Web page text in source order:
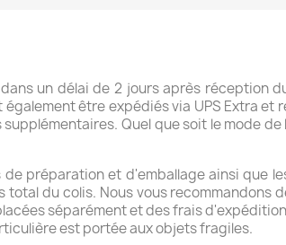
un délai de 2 jours après réception
être expédiés via UPS Extra
Quel que soit le mode
préparation et d'emballage ainsi que
du colis. Nous vous recommandons
séparément et des frais
est portée aux objets fragiles.